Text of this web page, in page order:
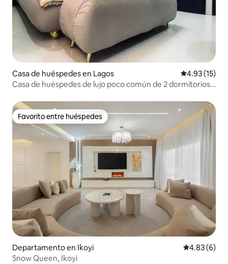
Casa de huéspedes en Lagos Calificación
4.93 (15)
Casa de huéspedes de lujo poco común de 2 dormitorios
Favorito entre huéspedes
Favorito entre huéspedes
Departamento en Ikoyi Calificación
4.83 (6)
Snow Queen, Ikoyi